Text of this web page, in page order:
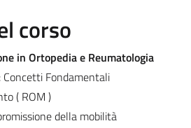
corso
in Ortopedia e Reumatologia
Concetti Fondamentali
( ROM )
della mobilità